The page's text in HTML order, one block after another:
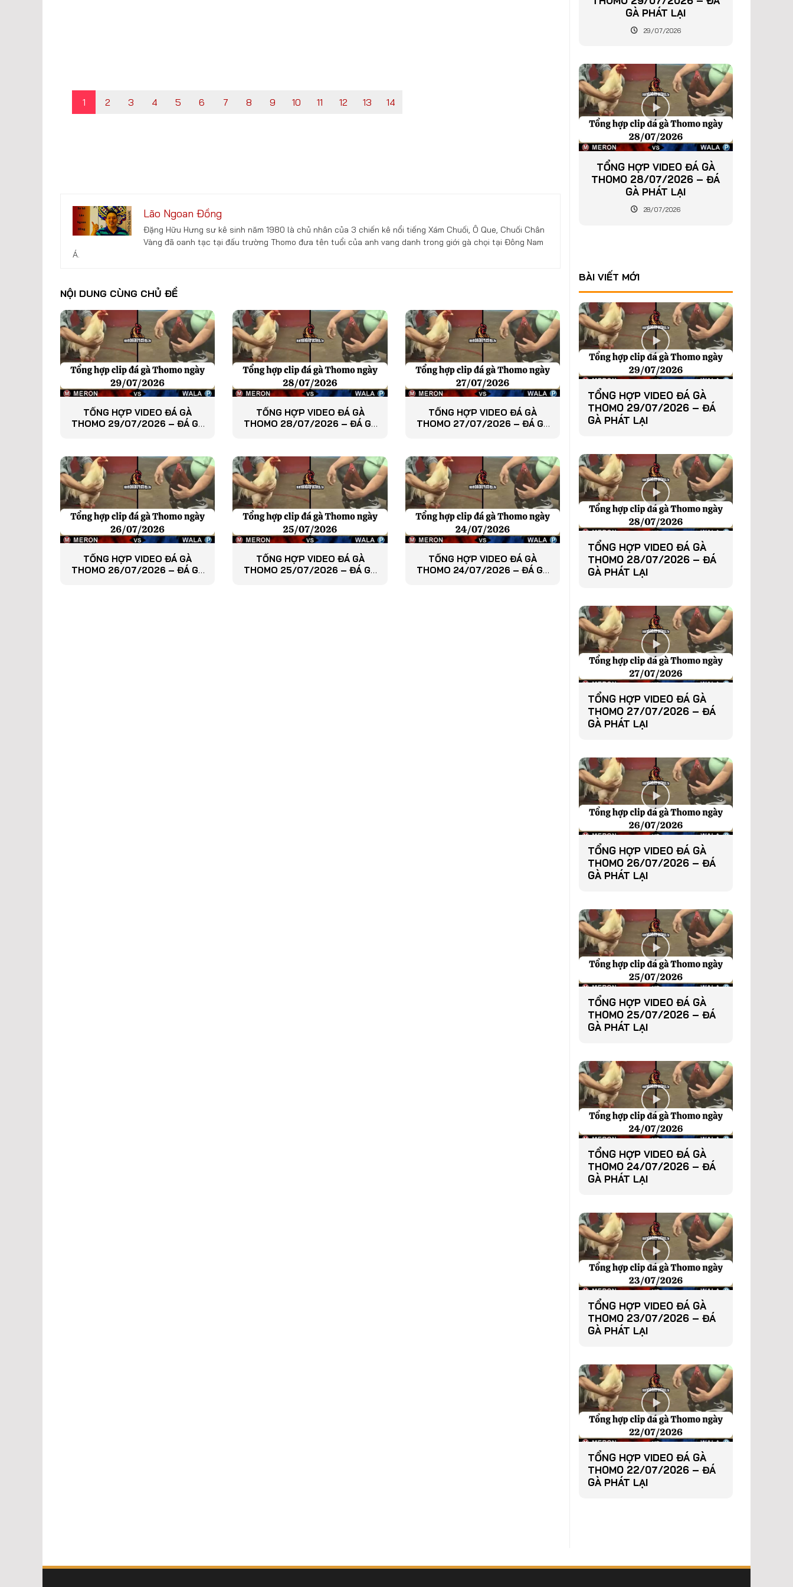
1 2 3 4 5 6 7 8 9 10 11 12 13 14
Lão Ngoan Đồng
Đặng Hữu Hưng sư kê sinh năm 1980 là chủ nhân của 3 chiến kê nổi tiếng Xám Chuối, Ô Que, Chuối Chân
Vàng đã oanh tạc tại đấu trường Thomo đưa tên tuổi của anh vang danh trong giới gà chọi tại Đông Nam
Á.
NỘI DUNG CÙNG CHỦ ĐỀ
TỔNG HỢP VIDEO ĐÁ GÀ
THOMO 29/07/2026 – ĐÁ GÀ
TỔNG HỢP VIDEO ĐÁ GÀ
THOMO 28/07/2026 – ĐÁ GÀ
TỔNG HỢP VIDEO ĐÁ GÀ
THOMO 27/07/2026 – ĐÁ GÀ
TỔNG HỢP VIDEO ĐÁ GÀ
THOMO 26/07/2026 – ĐÁ GÀ
TỔNG HỢP VIDEO ĐÁ GÀ
THOMO 25/07/2026 – ĐÁ GÀ
TỔNG HỢP VIDEO ĐÁ GÀ
THOMO 24/07/2026 – ĐÁ GÀ
GÀ PHÁT LẠI
29/07/2026
TỔNG HỢP VIDEO ĐÁ GÀ
THOMO 28/07/2026 – ĐÁ
GÀ PHÁT LẠI
28/07/2026
BÀI VIẾT MỚI
TỔNG HỢP VIDEO ĐÁ GÀ
THOMO 29/07/2026 – ĐÁ
GÀ PHÁT LẠI
TỔNG HỢP VIDEO ĐÁ GÀ
THOMO 28/07/2026 – ĐÁ
GÀ PHÁT LẠI
TỔNG HỢP VIDEO ĐÁ GÀ
THOMO 27/07/2026 – ĐÁ
GÀ PHÁT LẠI
TỔNG HỢP VIDEO ĐÁ GÀ
THOMO 26/07/2026 – ĐÁ
GÀ PHÁT LẠI
TỔNG HỢP VIDEO ĐÁ GÀ
THOMO 25/07/2026 – ĐÁ
GÀ PHÁT LẠI
TỔNG HỢP VIDEO ĐÁ GÀ
THOMO 24/07/2026 – ĐÁ
GÀ PHÁT LẠI
TỔNG HỢP VIDEO ĐÁ GÀ
THOMO 23/07/2026 – ĐÁ
GÀ PHÁT LẠI
TỔNG HỢP VIDEO ĐÁ GÀ
THOMO 22/07/2026 – ĐÁ
GÀ PHÁT LẠI